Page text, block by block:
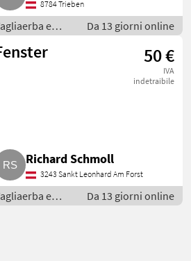
8784 Trieben
e
da
/
Da 13 giorni online
50 €
IVA
indetraibile
Richard Schmoll
3243 Sankt Leonhard Am Forst
e
da
Da 13 giorni online